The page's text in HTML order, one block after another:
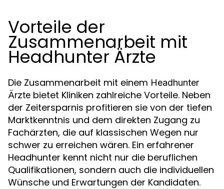
Vorteile der
Zusammenarbeit mit
Headhunter Ärzte
Die Zusammenarbeit mit einem Headhunter
Ärzte bietet Kliniken zahlreiche Vorteile. Neben
der Zeitersparnis profitieren sie von der tiefen
Marktkenntnis und dem direkten Zugang zu
Fachärzten, die auf klassischen Wegen nur
schwer zu erreichen wären. Ein erfahrener
Headhunter kennt nicht nur die beruflichen
Qualifikationen, sondern auch die individuellen
Wünsche und Erwartungen der Kandidaten.